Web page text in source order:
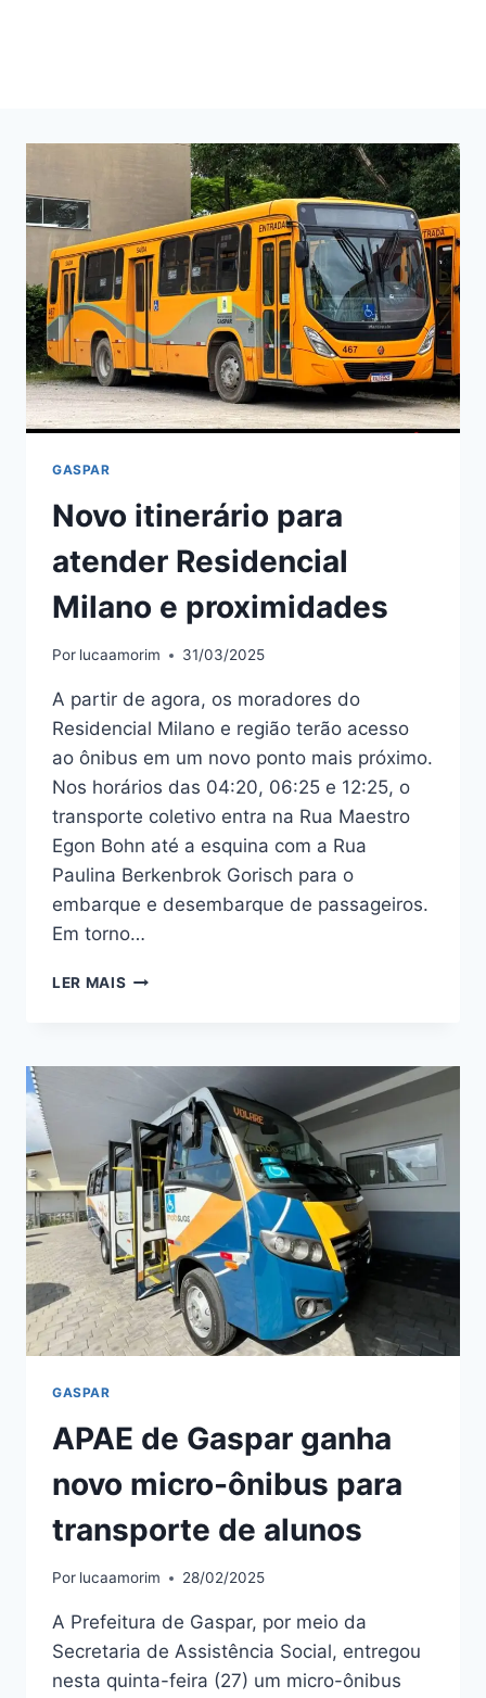
GASPAR
Novo itinerário para
atender Residencial
Milano e proximidades
Por lucaamorim 31/03/2025
A partir de agora, os moradores do
Residencial Milano e região terão acesso
ao ônibus em um novo ponto mais próximo.
Nos horários das 04:20, 06:25 e 12:25, o
transporte coletivo entra na Rua Maestro
Egon Bohn até a esquina com a Rua
Paulina Berkenbrok Gorisch para o
embarque e desembarque de passageiros.
Em torno…
LER MAIS NOVO
RESIDENCIAL
PROXIMIDADES
GASPAR
APAE de Gaspar ganha
novo micro-ônibus para
transporte de alunos
Por lucaamorim 28/02/2025
A Prefeitura de Gaspar, por meio da
Secretaria de Assistência Social, entregou
nesta quinta-feira (27) um micro-ônibus